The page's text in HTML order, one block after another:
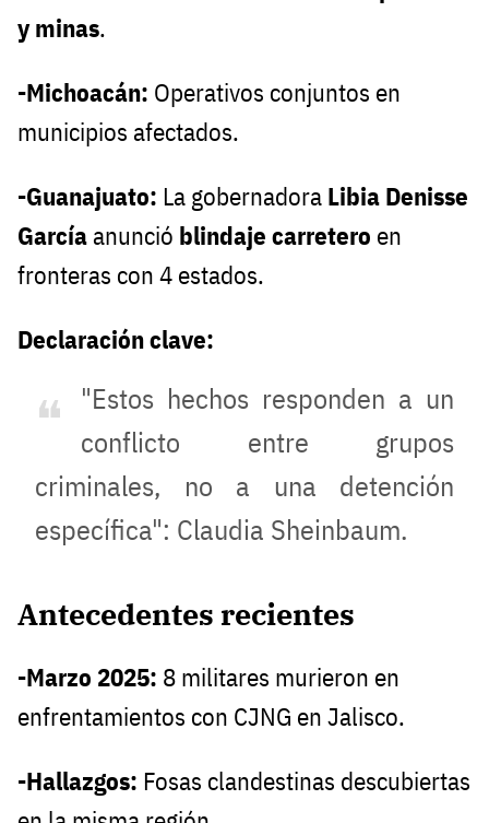
y minas.
-Michoacán: Operativos conjuntos en
municipios afectados.
-Guanajuato: La gobernadora Libia Denisse
García anunció blindaje carretero en
fronteras con 4 estados.
Declaración clave:
"Estos hechos responden a un
conflicto entre grupos
criminales, no a una detención
específica": Claudia Sheinbaum.
Antecedentes recientes
-Marzo 2025: 8 militares murieron en
enfrentamientos con CJNG en Jalisco.
-Hallazgos: Fosas clandestinas descubiertas